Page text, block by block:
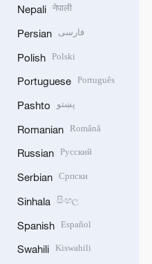
Nepali नेपाली
Persian فارسی
Polish Polski
Portuguese Português
Pashto پښتو
Romanian Română
Russian Русский
Serbian Српски
Sinhala සිංහල
Spanish Español
Swahili Kiswahili